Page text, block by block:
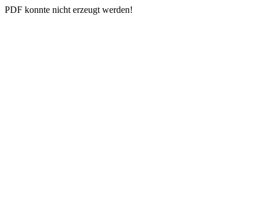
PDF konnte nicht erzeugt werden!